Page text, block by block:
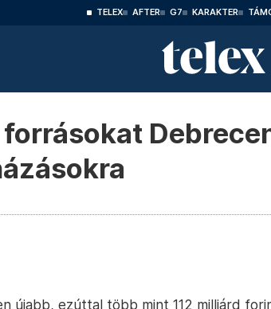
TELEX AFTER G7 KARAKTER
újabb, ezúttal több mint 112 milliárd